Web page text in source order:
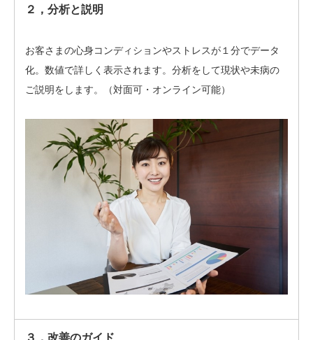
２，分析と説明
お客さまの心身コンディションやストレスが１分でデータ
化。数値で詳しく表示されます。分析をして現状や未病の
ご説明をします。（対面可・オンライン可能）
３，改善のガイド